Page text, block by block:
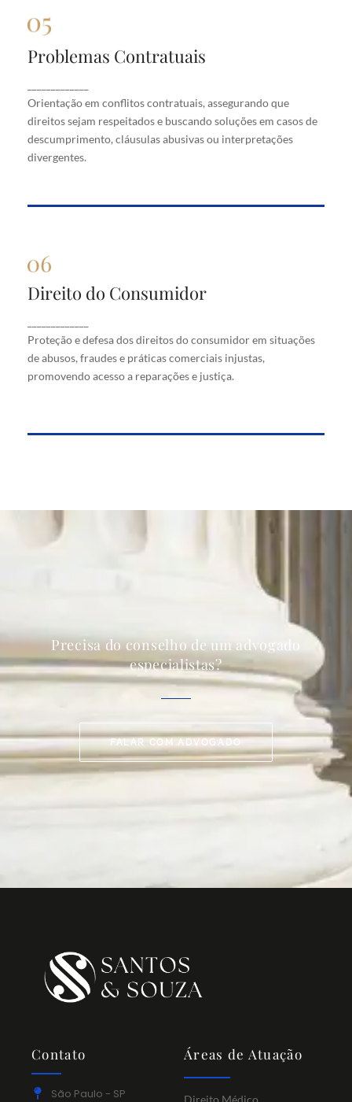
Problemas Contratuais
Orientação em conflitos contratuais, assegurando que
direitos sejam respeitados e buscando soluções em casos de
descumprimento, cláusulas abusivas ou interpretações
divergentes.
Problemas Contratuais
que direitos sejam respeitados e buscando soluções
em casos de descumprimento, cláusulas abusivas
ou interpretações divergentes.
Direito do Consumidor
Proteção e defesa dos direitos do consumidor em situações
de abusos, fraudes e práticas comerciais injustas,
promovendo acesso a reparações e justiça.
Direito do Consumidor
situações de abusos, fraudes e práticas comerciais
injustas, promovendo acesso a reparações e justiça.
Precisa do conselho de um advogado
especialistas?
FALAR COM ADVOGADO
Contato
São Paulo - SP
Áreas de Atuação
Direito Médico